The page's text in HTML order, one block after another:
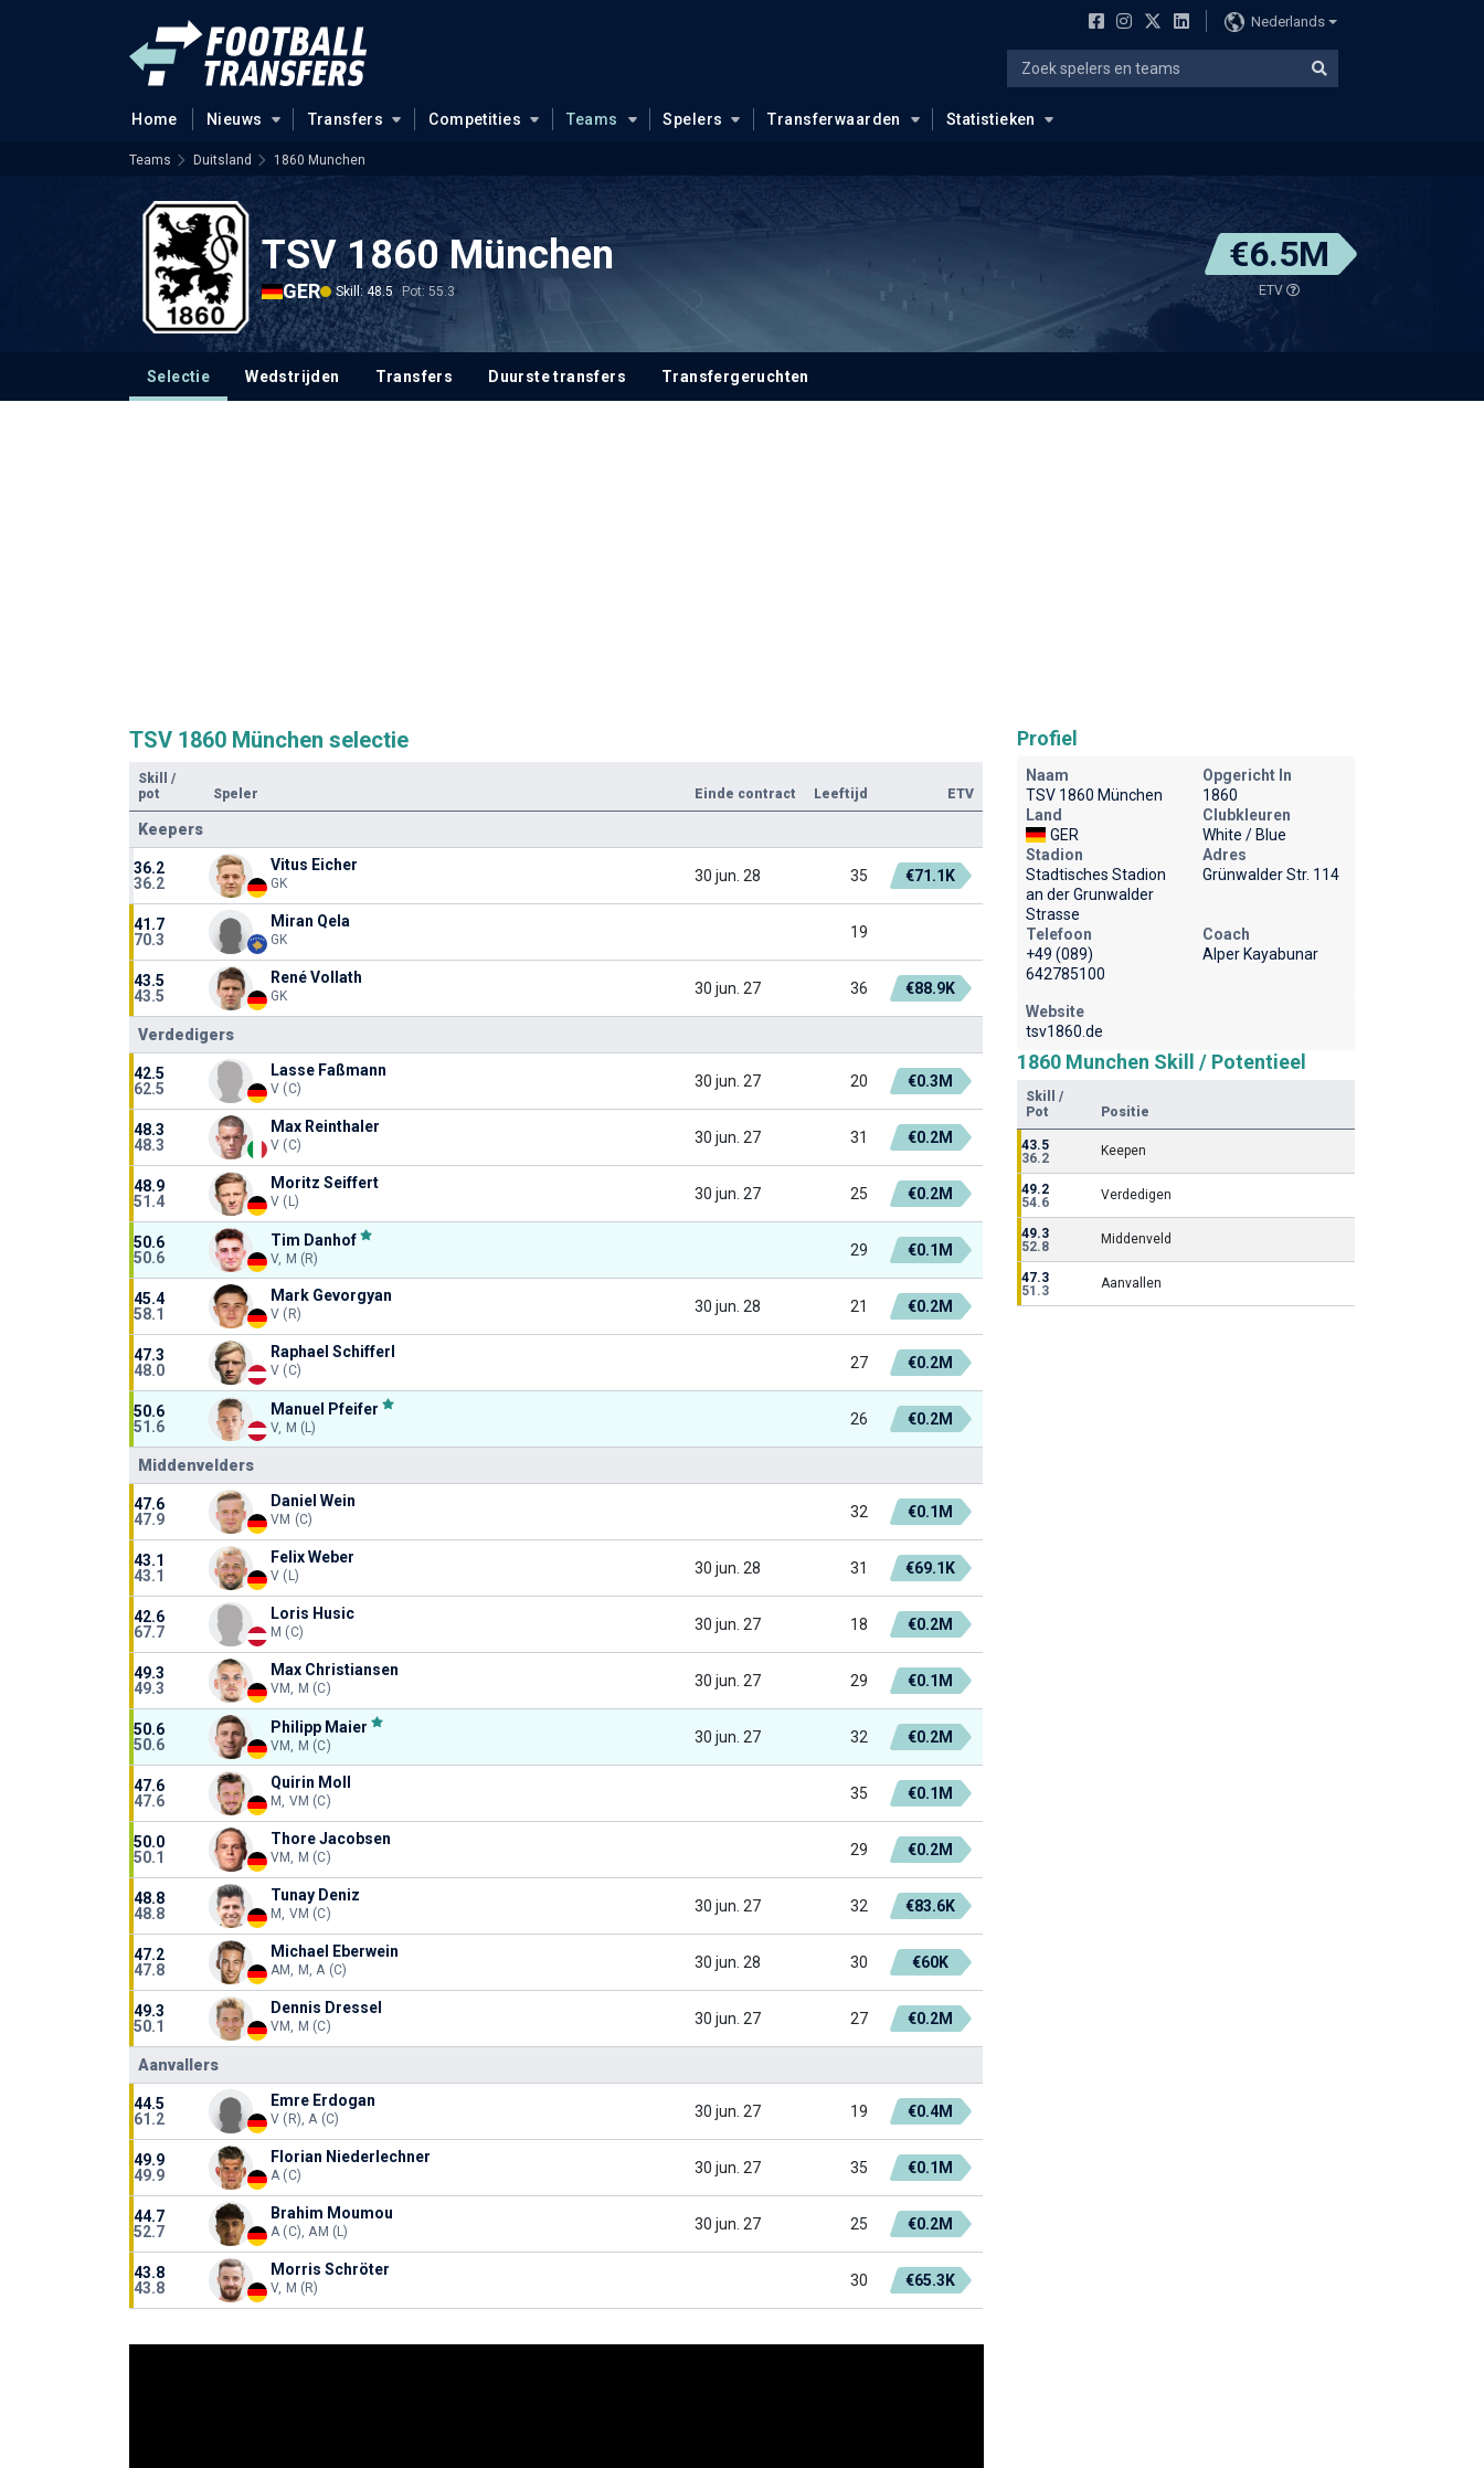
Nederlands
Home Nieuws Transfers Competities Teams Spelers Transferwaarden Statistieken
Teams Duitsland 1860 Munchen
TSV 1860 München
GER Skill: 48.5 Pot: 55.3
€6.5M
ETV
Selectie Wedstrijden Transfers Duurste transfers Transfergeruchten
TSV 1860 München selectie
Skill
/
pot
Speler Einde contract Leeftijd ETV
Keepers
36.2
36.2
Vitus Eicher
GK 30 jun. 28 35 €71.1K
41.7
70.3
Miran Qela
GK 19
43.5
43.5
René Vollath
GK 30 jun. 27 36 €88.9K
Verdedigers
42.5
62.5
Lasse Faßmann
V (C) 30 jun. 27 20 €0.3M
48.3
48.3
Max Reinthaler
V (C) 30 jun. 27 31 €0.2M
48.9
51.4
Moritz Seiffert
V (L) 30 jun. 27 25 €0.2M
50.6
50.6
Tim Danhof
V, M (R) 29 €0.1M
45.4
58.1
Mark Gevorgyan
V (R) 30 jun. 28 21 €0.2M
47.3
48.0
Raphael Schifferl
V (C) 27 €0.2M
50.6
51.6
Manuel Pfeifer
V, M (L) 26 €0.2M
Middenvelders
47.6
47.9
Daniel Wein
VM (C) 32 €0.1M
43.1
43.1
Felix Weber
V (L) 30 jun. 28 31 €69.1K
42.6
67.7
Loris Husic
M (C) 30 jun. 27 18 €0.2M
49.3
49.3
Max Christiansen
VM, M (C) 30 jun. 27 29 €0.1M
50.6
50.6
Philipp Maier
VM, M (C) 30 jun. 27 32 €0.2M
47.6
47.6
Quirin Moll
M, VM (C) 35 €0.1M
50.0
50.1
Thore Jacobsen
VM, M (C) 29 €0.2M
48.8
48.8
Tunay Deniz
M, VM (C) 30 jun. 27 32 €83.6K
47.2
47.8
Michael Eberwein
AM, M, A (C) 30 jun. 28 30 €60K
49.3
50.1
Dennis Dressel
VM, M (C) 30 jun. 27 27 €0.2M
Aanvallers
44.5
61.2
Emre Erdogan
V (R), A (C) 30 jun. 27 19 €0.4M
49.9
49.9
Florian Niederlechner
A (C) 30 jun. 27 35 €0.1M
44.7
52.7
Brahim Moumou
A (C), AM (L) 30 jun. 27 25 €0.2M
43.8
43.8
Morris Schröter
V, M (R) 30 €65.3K
Profiel
Naam
TSV 1860 München
Opgericht In
1860
Land
GER
Clubkleuren
White / Blue
Stadion
Stadtisches Stadion
an der Grunwalder
Strasse
Adres
Grünwalder Str. 114
Telefoon
+49 (089)
642785100
Coach
Alper Kayabunar
Website
tsv1860.de
1860 Munchen Skill / Potentieel
Skill /
Pot
Positie
43.5
36.2
Keepen
49.2
54.6
Verdedigen
49.3
52.8
Middenveld
47.3
51.3
Aanvallen